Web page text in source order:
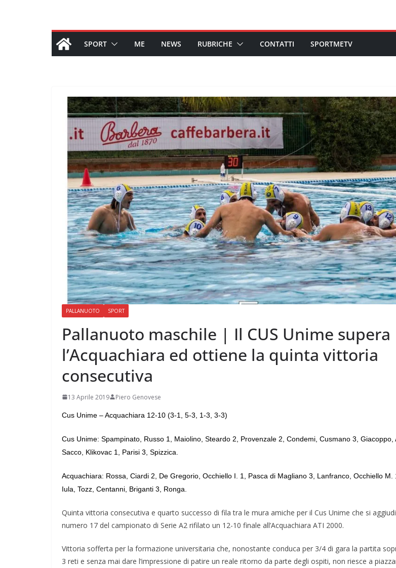
SPORT ME NEWS RUBRICHE CONTATTI SPORTMETV
PALLANUOTO SPORT
Pallanuoto maschile | Il CUS Unime supera
l’Acquachiara ed ottiene la quinta vittoria
consecutiva
13 Aprile 2019 Piero Genovese
Cus Unime – Acquachiara 12-10 (3-1, 5-3, 1-3, 3-3)
Cus Unime: Spampinato, Russo 1, Maiolino, Steardo 2, Provenzale 2, Condemi, Cusmano 3, Giacoppo,
Sacco, Klikovac 1, Parisi 3, Spizzica.
Acquachiara: Rossa, Ciardi 2, De Gregorio, Occhiello I. 1, Pasca di Magliano 3, Lanfranco, Occhiello M.
Iula, Tozz, Centanni, Briganti 3, Ronga.
Quinta vittoria consecutiva e quarto successo di fila tra le mura amiche per il Cus Unime che si
numero 17 del campionato di Serie A2 rifilato un 12-10 finale all’Acquachiara ATI 2000.
Vittoria sofferta per la formazione universitaria che, nonostante conduca per 3/4 di gara la partita
3 reti e senza mai dare l’impressione di patire un reale ritorno da parte degli ospiti, non riesce a